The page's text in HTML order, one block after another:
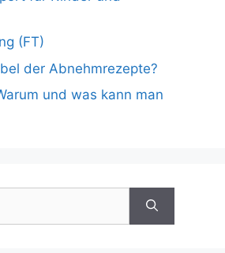
(FT)
der Abnehmrezepte?
und was kann man